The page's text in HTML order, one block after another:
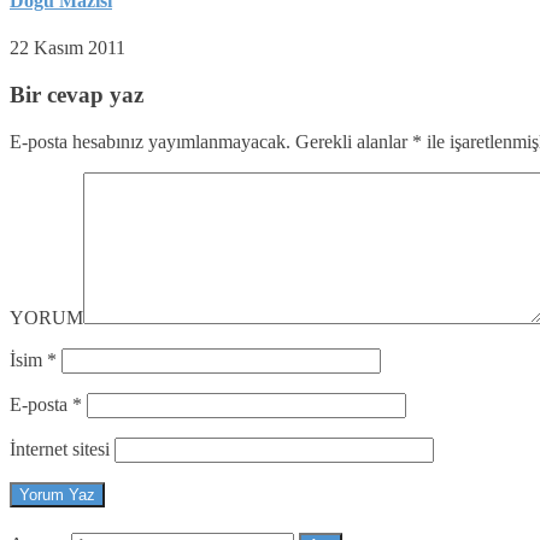
22 Kasım 2011
Bir cevap yaz
E-posta hesabınız yayımlanmayacak. Gerekli alanlar * ile
YORUM
İsim *
E-posta *
İnternet sitesi